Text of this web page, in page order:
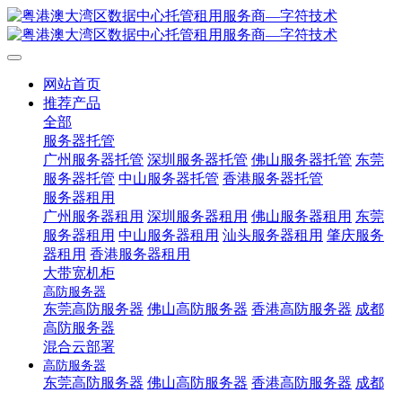
网站首页
推荐产品
全部
服务器托管
广州服务器托管 深圳服务器托管 佛山服务器托管 东莞
服务器托管 中山服务器托管 香港服务器托管
服务器租用
广州服务器租用 深圳服务器租用 佛山服务器租用 东莞
服务器租用 中山服务器租用 汕头服务器租用 肇庆服务
器租用 香港服务器租用
大带宽机柜
高防服务器
东莞高防服务器 佛山高防服务器 香港高防服务器 成都
高防服务器
混合云部署
高防服务器
东莞高防服务器 佛山高防服务器 香港高防服务器 成都